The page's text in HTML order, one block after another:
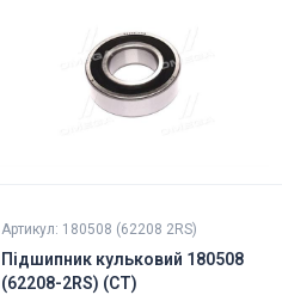
Артикул: 180508 (62208 2RS)
Підшипник кульковий 180508
(62208-2RS) (CT)